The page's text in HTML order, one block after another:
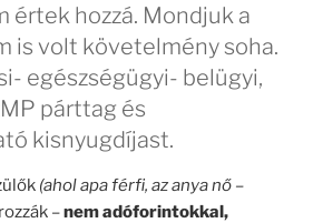
értek hozzá. Mondjuk a
is volt követelmény soha.
egészségügyi- belügyi,
párttag és
kisnyugdíjast.
(ahol apa férfi, az anya nő –
–nem adóforintokkal,